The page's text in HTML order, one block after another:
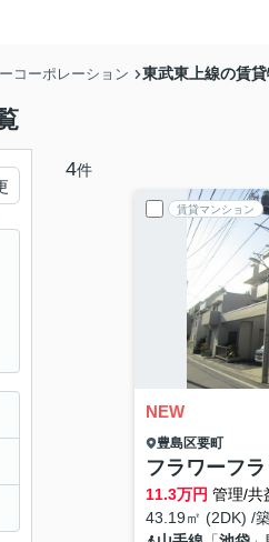
コーポレーション 東武東上線の賃
4件
賃貸マンション
NEW
豊島区要町
フラワーフ
11.3万円 管理/共
43.19㎡ (2DK) /